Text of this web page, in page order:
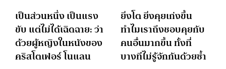
เป็นส่วนหนึ่ง เป็นแรง
ขับ แต่ไม่ได้เฉิดฉาย: ว่า
ด้วยผู้หญิงในหนังของ
คริสโตเฟอร์ โนแลน
ยิ่งโต ยิ่งคุยเก่งขึ้น
ทำไมเราถึงชอบคุยกับ
คนอื่นมากขึ้น ทั้งที่
บางทีไม่รู้จักกันด้วยซ้ำ